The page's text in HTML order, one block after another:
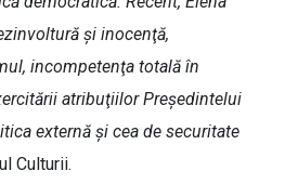
şi inocenţă,
incompetenţa totală în
atribuţiilor Preşedintelui
externă şi cea de securitate
Culturii.